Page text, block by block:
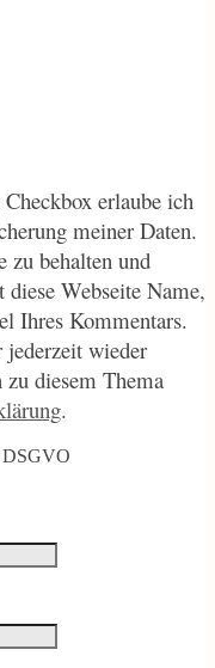
erlaube ich
meiner Daten.
zu behalten und
Webseite Name,
Ihres Kommentars.
jederzeit wieder
diesem Thema
.
DSGVO